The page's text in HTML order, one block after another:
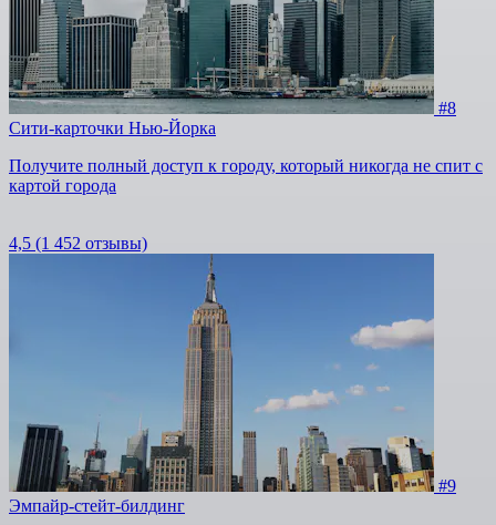
#8
Сити-карточки Нью-Йорка
Получите полный доступ к городу, который никогда не спит с
картой города
4,5 (1 452 отзывы)
#9
Эмпайр-стейт-билдинг